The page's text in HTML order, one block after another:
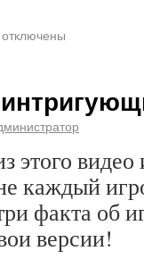
этого
каждый
факта об
версии!